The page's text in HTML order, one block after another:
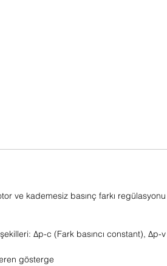
ve kademesiz basınç farkı
Δp-c (Fark basıncı constant), Δp-v
gösterge